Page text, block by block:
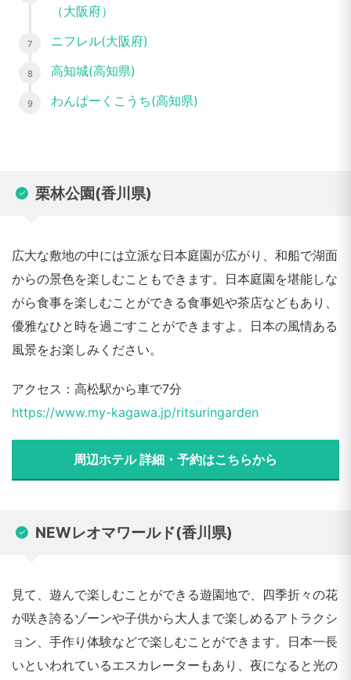
（大阪府）
ニフレル(大阪府)
高知城(高知県)
わんぱーくこうち(高知県)
栗林公園(香川県)
広大な敷地の中には立派な日本庭園が広がり、和船で湖面
からの景色を楽しむこともできます。日本庭園を堪能しな
がら食事を楽しむことができる食事処や茶店などもあり、
優雅なひと時を過ごすことができますよ。日本の風情ある
風景をお楽しみください。
アクセス：高松駅から車で7分
https://www.my-kagawa.jp/ritsuringarden
周辺ホテル 詳細・予約はこちらから
NEWレオマワールド(香川県)
見て、遊んで楽しむことができる遊園地で、四季折々の花
が咲き誇るゾーンや子供から大人まで楽しめるアトラクシ
ョン、手作り体験などで楽しむことができます。日本一長
いといわれているエスカレーターもあり、夜になると光の